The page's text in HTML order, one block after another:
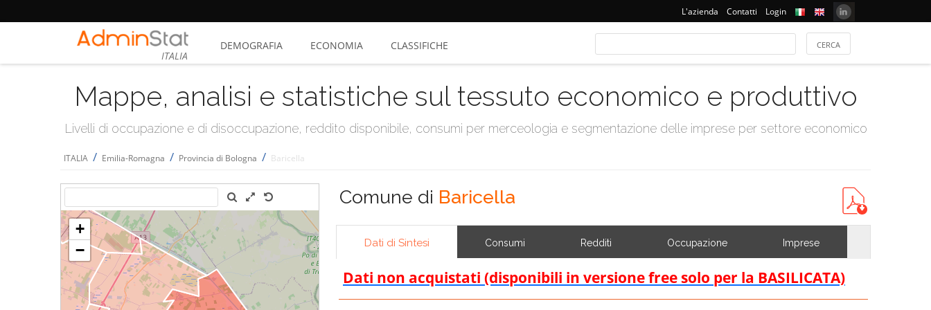
L'azienda Contatti Login
ITALIA
DEMOGRAFIA ECONOMIA CLASSIFICHE
Mappe, analisi e statistiche sul tessuto economico e produttivo
Livelli di occupazione e di disoccupazione, reddito disponibile, consumi per merceologia e segmentazione delle imprese per settore economico
ITALIA / Emilia-Romagna / Provincia di Bologna / Baricella
Comune di Baricella
Dati di Sintesi Consumi Redditi Occupazione Imprese
Dati non acquistati (disponibili in versione free solo per la BASILICATA)